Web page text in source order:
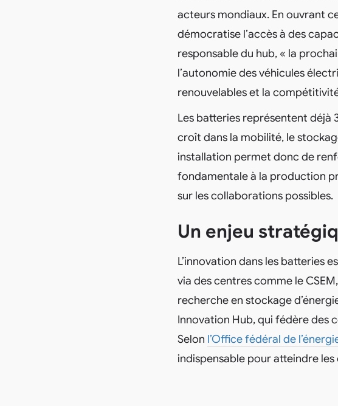
acteurs mondiaux. En ouvrant
démocratise l’accès à des
responsable du hub, « la
l’autonomie des véhicules
renouvelables et la
Les batteries représentent déjà
croît dans la mobilité, le
installation permet donc de
fondamentale à la production
sur les collaborations possibles.
Un enjeu
L’innovation dans les batteries
via des centres comme le
recherche en stockage
Innovation Hub, qui fédère des
Selon l’Office fédéral de
indispensable pour atteindre